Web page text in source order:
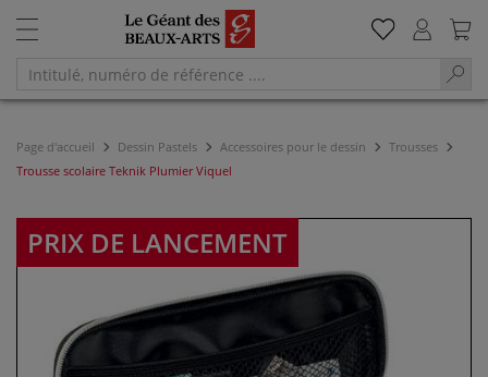
Page d'accueil Dessin Pastels Accessoires pour le dessin
Trousses
Trousse scolaire Teknik Plumier Viquel
PRIX DE LANCEMENT